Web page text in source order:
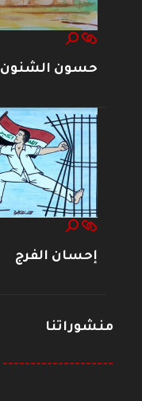
حسون الشنون
إحسان الفرج
منشوراتنا
--------------------